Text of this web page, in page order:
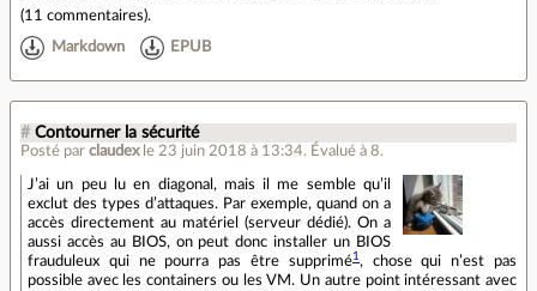
(11 commentaires).
Markdown EPUB
# Contourner la sécurité
Posté par claudex le 23 juin 2018 à 13:34. Évalué à 8.
J’ai un peu lu en diagonal, mais il me semble qu’il
exclut des types d’attaques. Par exemple, quand on a
accès directement au matériel (serveur dédié). On a
aussi accès au BIOS, on peut donc installer un BIOS
frauduleux qui ne pourra pas être supprimé1, chose qui n’est pas
possible avec les containers ou les VM. Un autre point intéressant avec